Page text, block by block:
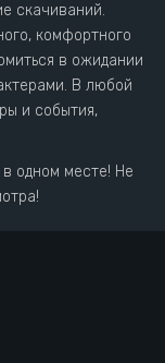
скачиваний.
комфортного
в ожидании
В любой
и события,
в одном месте! Не